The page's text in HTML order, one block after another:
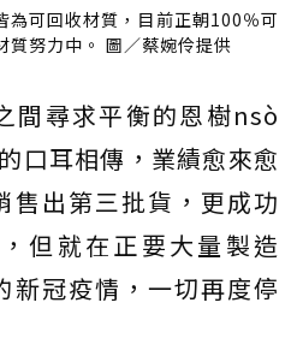
可回收材質，目前正朝100％可
質努力中。 圖／蔡婉伶提供
間尋求平衡的恩樹nsò
口耳相傳，業績愈來愈
售出第三批貨，更成功
但就在正要大量製造
新冠疫情，一切再度停